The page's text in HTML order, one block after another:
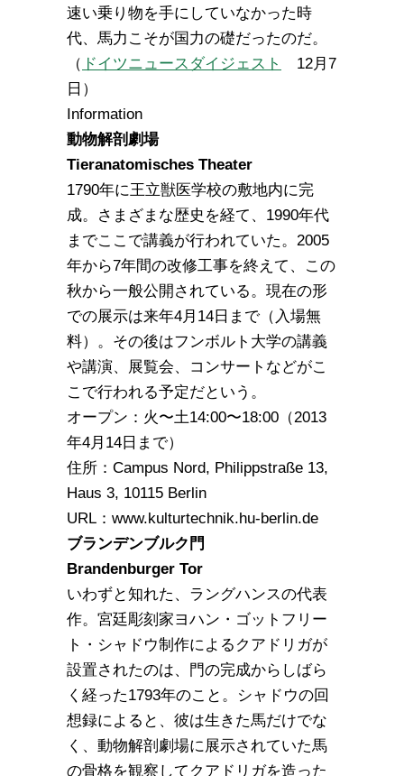
速い乗り物を手にしていなかった時
代、馬力こそが国力の礎だったのだ。
（ ドイツニュースダイジェスト
12月7
日）
Information
動物解剖劇場
Tieranatomisches Theater
1790年に王立獣医学校の敷地内に完
成。さまざまな歴史を経て、1990年代
までここで講義が行われていた。2005
年から7年間の改修工事を終えて、この
秋から一般公開されている。現在の形
での展示は来年4月14日まで（入場無
料）。その後はフンボルト大学の講義
や講演、展覧会、コンサートなどがこ
こで行われる予定だという。
オープン：火〜土14:00〜18:00（2013
年4月14日まで）
住所：Campus Nord, Philippstraße 13,
Haus 3, 10115 Berlin
URL：www.kulturtechnik.hu-berlin.de
ブランデンブルク門
Brandenburger Tor
いわずと知れた、ラングハンスの代表
作。宮廷彫刻家ヨハン・ゴットフリー
ト・シャドウ制作によるクアドリガが
設置されたのは、門の完成からしばら
く経った1793年のこと。シャドウの回
想録によると、彼は生きた馬だけでな
く、動物解剖劇場に展示されていた馬
の骨格を観察してクアドリガを造った